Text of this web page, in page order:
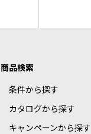
商品検索
条件から探す
カタログから探す
キャンペーンから探す